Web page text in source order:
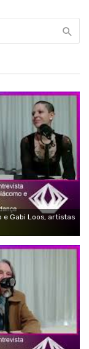
e Gabi Loos, artistas